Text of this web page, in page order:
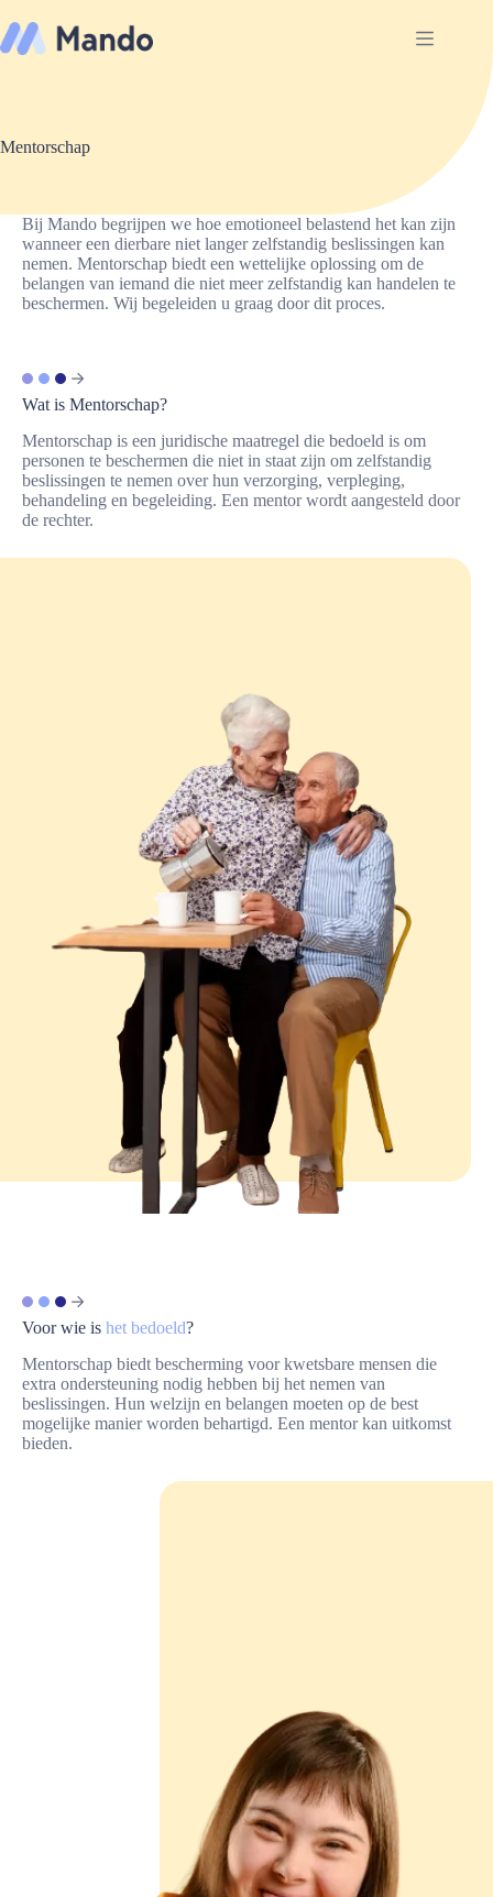
naar
de
Mentorschap
Bij Mando begrijpen we hoe emotioneel belastend het kan zijn
wanneer een dierbare niet langer zelfstandig beslissingen kan
nemen. Mentorschap biedt een wettelijke oplossing om de
belangen van iemand die niet meer zelfstandig kan handelen te
beschermen. Wij begeleiden u graag door dit proces.
Wat is Mentorschap?
Mentorschap is een juridische maatregel die bedoeld is om
personen te beschermen die niet in staat zijn om zelfstandig
beslissingen te nemen over hun verzorging, verpleging,
behandeling en begeleiding. Een mentor wordt aangesteld door
de rechter.
Voor wie is het bedoeld?
Mentorschap biedt bescherming voor kwetsbare mensen die
extra ondersteuning nodig hebben bij het nemen van
beslissingen. Hun welzijn en belangen moeten op de best
mogelijke manier worden behartigd. Een mentor kan uitkomst
bieden.